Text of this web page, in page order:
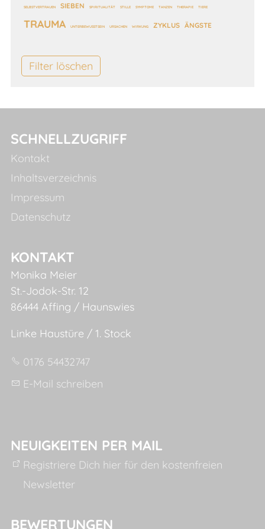
SELBSTVERTRAUEN SIEBEN SPIRITUALITÄT STILLE SYMPTOME TANZEN THERAPIE TIERE
TRAUMA UNTERBEWUSSTSEIN URSACHEN WIRKUNG ZYKLUS ÄNGSTE
Filter löschen
SCHNELLZUGRIFF
Kontakt
Inhaltsverzeichnis
Impressum
Datenschutz
KONTAKT
Monika Meier
St.-Jodok-Str. 12
86444 Affing / Haunswies
Linke Haustüre / 1. Stock
0176 54432747
E-Mail schreiben
NEUIGKEITEN PER MAIL
Registriere Dich hier für den kostenfreien
Newsletter
BEWERTUNGEN